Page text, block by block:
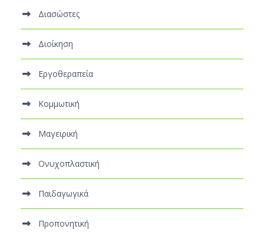
Διασώστες
Διοίκηση
Εργοθεραπεία
Κομμωτική
Μαγειρική
Ονυχοπλαστική
Παιδαγωγικά
Προπονητική